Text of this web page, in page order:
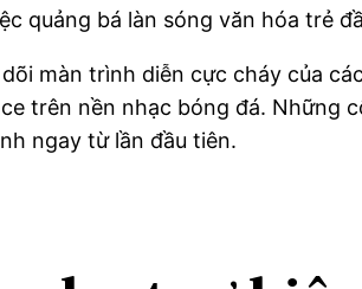
quảng bá làn sóng văn hóa trẻ
màn trình diễn cực cháy của
trên nền nhạc bóng đá. Những
ngay từ lần đầu tiên.